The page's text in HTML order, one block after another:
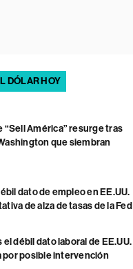
DÓLAR HOY
“Sell América” resurge tras
que siembran
dato de empleo en EE.UU.
de alza de tasas de la Fed
el débil dato laboral de EE.UU.
por posible intervención